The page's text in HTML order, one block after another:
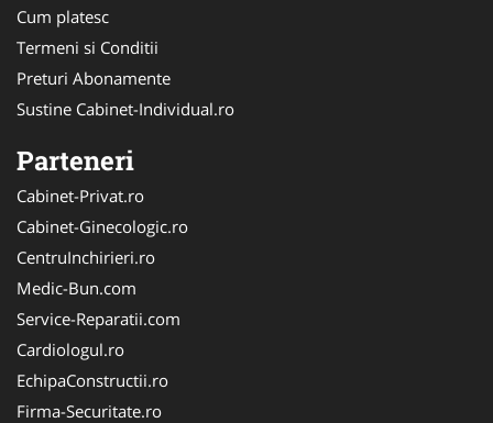
Cum platesc
Termeni si Conditii
Preturi Abonamente
Sustine Cabinet-Individual.ro
Parteneri
Cabinet-Privat.ro
Cabinet-Ginecologic.ro
CentruInchirieri.ro
Medic-Bun.com
Service-Reparatii.com
Cardiologul.ro
EchipaConstructii.ro
Firma-Securitate.ro